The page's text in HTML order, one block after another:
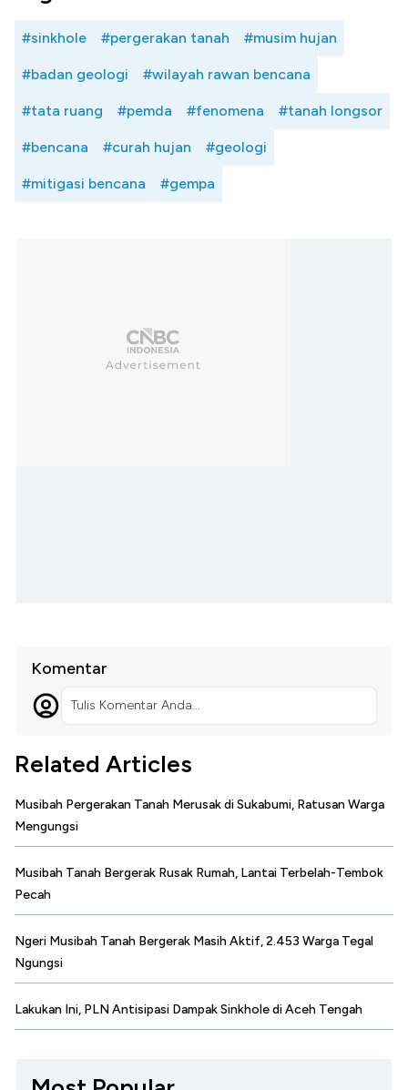
#sinkhole #pergerakan tanah #musim hujan
#badan geologi #wilayah rawan bencana
#tata ruang #pemda #fenomena #tanah longsor
#bencana #curah hujan #geologi
#mitigasi bencana #gempa
Komentar
Tulis Komentar Anda...
Related Articles
Musibah Pergerakan Tanah Merusak di Sukabumi, Ratusan Warga
Mengungsi
Musibah Tanah Bergerak Rusak Rumah, Lantai Terbelah-Tembok
Pecah
Ngeri Musibah Tanah Bergerak Masih Aktif, 2.453 Warga Tegal
Ngungsi
Lakukan Ini, PLN Antisipasi Dampak Sinkhole di Aceh Tengah